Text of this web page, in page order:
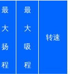
最
大
扬
程
最
大
吸
程
转速